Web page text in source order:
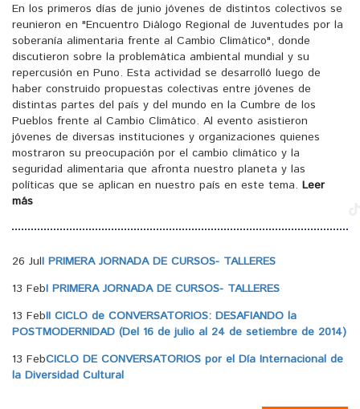
En los primeros días de junio jóvenes de distintos colectivos se
reunieron en "Encuentro Diálogo Regional de Juventudes por la
soberanía alimentaria frente al Cambio Climático", donde
discutieron sobre la problemática ambiental mundial y su
repercusión en Puno. Esta actividad se desarrolló luego de
haber construido propuestas colectivas entre jóvenes de
distintas partes del país y del mundo en la Cumbre de los
Pueblos frente al Cambio Climático. Al evento asistieron
jóvenes de diversas instituciones y organizaciones quienes
mostraron su preocupación por el cambio climático y la
seguridad alimentaria que afronta nuestro planeta y las
políticas que se aplican en nuestro país en este tema. Leer
más
26 JulI PRIMERA JORNADA DE CURSOS- TALLERES
13 FebI PRIMERA JORNADA DE CURSOS- TALLERES
13 FebII CICLO de CONVERSATORIOS: DESAFIANDO la
POSTMODERNIDAD (Del 16 de julio al 24 de setiembre de 2014)
13 FebCICLO DE CONVERSATORIOS por el Día Internacional de
la Diversidad Cultural